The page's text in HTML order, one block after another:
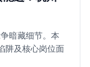
暗藏细节。本
阱及核心岗位面